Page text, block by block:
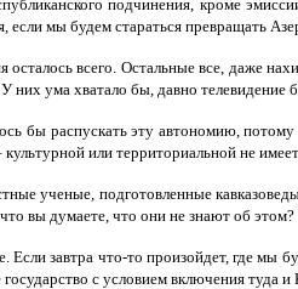
подчинения, кроме
если мы будем стараться превращать
всего. Остальные все, даже
них ума хватало бы, давно телевидение
бы распускать эту автономию,
или территориальной не имеет
ученые, подготовленные
вы думаете, что они не знают об этом?
завтра что-то произойдет, где мы
с условием включения туда и